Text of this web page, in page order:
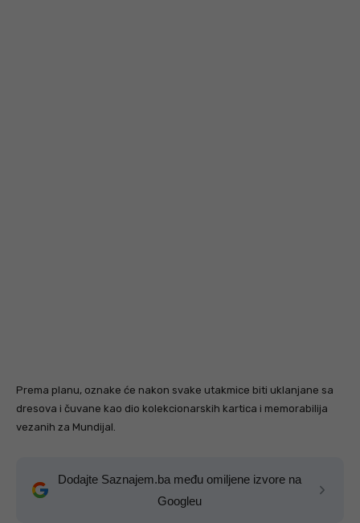
Prema planu, oznake će nakon svake utakmice biti uklanjane sa
dresova i čuvane kao dio kolekcionarskih kartica i memorabilija
vezanih za Mundijal.
Dodajte Saznajem.ba među omiljene izvore na
Googleu